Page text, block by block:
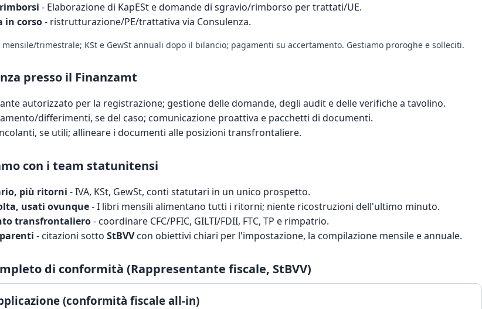
- Elaborazione di KapESt e domande di sgravio/rimborso per trattati/UE.
in corso- ristrutturazione/PE/trattativa via Consulenza.
mensile/trimestrale; KSt e GewSt annuali dopo il bilancio; pagamenti su accertamento. Gestiamo proroghe e solleciti.
presso il Finanzamt
autorizzato per la registrazione; gestione delle domande, degli audit e delle verifiche a tavolino.
differimenti, se del caso; comunicazione proattiva e pacchetti di documenti.
se utili; allineare i documenti alle posizioni transfrontaliere.
con i team statunitensi
più ritorni - IVA, KSt, GewSt, conti statutari in un unico prospetto.
usati ovunque- I libri mensili alimentano tutti i ritorni; niente ricostruzioni dell'ultimo minuto.
transfrontaliero- coordinare CFC/PFIC, GILTI/FDII, FTC, TP e rimpatrio.
- citazioni sottoStBVVcon obiettivi chiari per l'impostazione, la compilazione mensile e annuale.
di conformità (Rappresentante fiscale, StBVV)
(conformità fiscale all-in)